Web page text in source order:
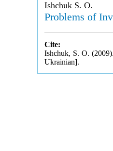
Ishchuk S. O.
Problems of
Cite:
Ishchuk, S. O.
Ukrainian].